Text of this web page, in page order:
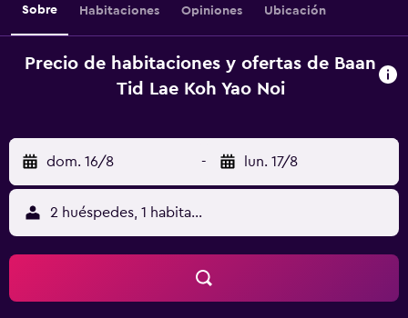
Sobre Habitaciones Opiniones Ubicación
Precio de habitaciones y ofertas de Baan
Tid Lae Koh Yao Noi
dom. 16/8 - lun. 17/8
2 huéspedes, 1 habitación